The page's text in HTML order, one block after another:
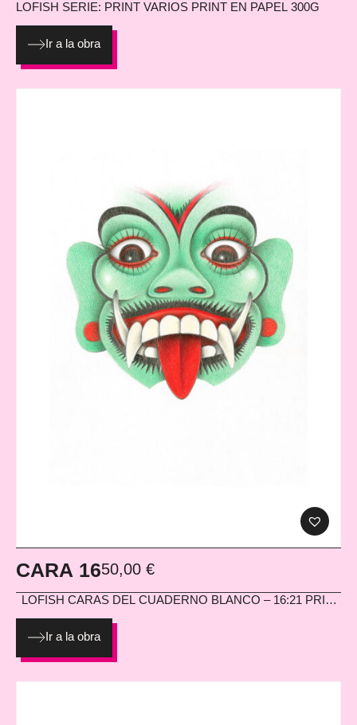
LOFISH SERIE: PRINT VARIOS PRINT EN PAPEL 300G
Ir a la obra
CARA 1650,00 €
LOFISH CARAS DEL CUADERNO BLANCO – 16:21 PRINT
Ir a la obra